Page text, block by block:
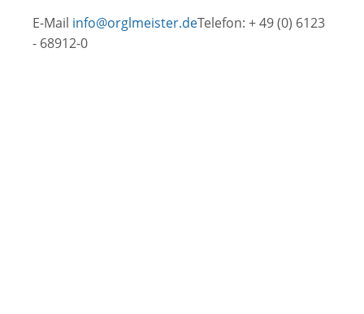
E-Mail info@orglmeister.deTelefon: + 49 (0) 6123
- 68912-0